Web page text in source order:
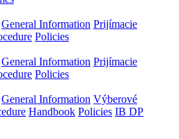
General Information Prijímacie
Policies
General Information Prijímacie
Policies
General Information Výberové
Handbook Policies IB DP